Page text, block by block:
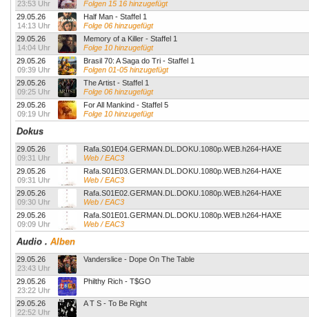
23:53 Uhr
Folgen 15 16 hinzugefügt
29.05.26
14:13 Uhr
Half Man - Staffel 1
Folge 06 hinzugefügt
29.05.26
14:04 Uhr
Memory of a Killer - Staffel 1
Folge 10 hinzugefügt
29.05.26
09:39 Uhr
Brasil 70: A Saga do Tri - Staffel 1
Folgen 01-05 hinzugefügt
29.05.26
09:25 Uhr
The Artist - Staffel 1
Folge 06 hinzugefügt
29.05.26
09:19 Uhr
For All Mankind - Staffel 5
Folge 10 hinzugefügt
Dokus
29.05.26
09:31 Uhr
Rafa.S01E04.GERMAN.DL.DOKU.1080p.WEB.h264-HAXE
Web / EAC3
29.05.26
09:31 Uhr
Rafa.S01E03.GERMAN.DL.DOKU.1080p.WEB.h264-HAXE
Web / EAC3
29.05.26
09:30 Uhr
Rafa.S01E02.GERMAN.DL.DOKU.1080p.WEB.h264-HAXE
Web / EAC3
29.05.26
09:09 Uhr
Rafa.S01E01.GERMAN.DL.DOKU.1080p.WEB.h264-HAXE
Web / EAC3
Audio . Alben
29.05.26
23:43 Uhr
Vanderslice - Dope On The Table
29.05.26
23:22 Uhr
Philthy Rich - T$GO
29.05.26
22:52 Uhr
A T S - To Be Right